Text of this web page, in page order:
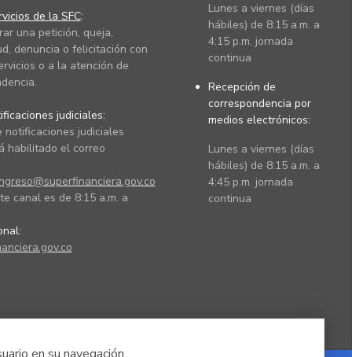
de la SFC:
una petición, queja,
denuncia o felicitación con
o a la atención de
judiciales:
notificaciones judiciales
habilitado el correo
canal es de 8:15 a.m. a
Lunes a viernes (días
hábiles) de 8:15 a.m. a
4:15 p.m. jornada
continua
Recepción de
correspondencia por
medios electrónicos:
Lunes a viernes (días
hábiles) de 8:15 a.m. a
4:45 p.m. jornada
continua